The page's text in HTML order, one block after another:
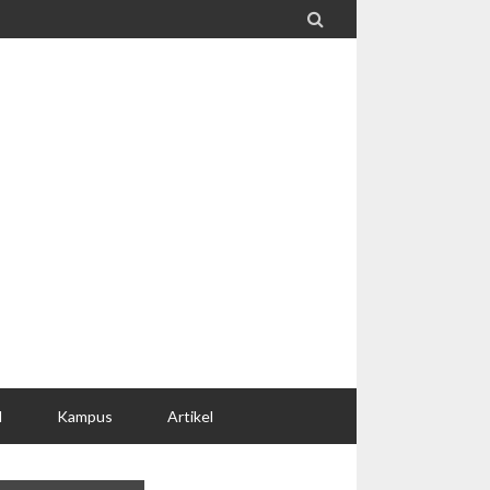

Kampus Artikel